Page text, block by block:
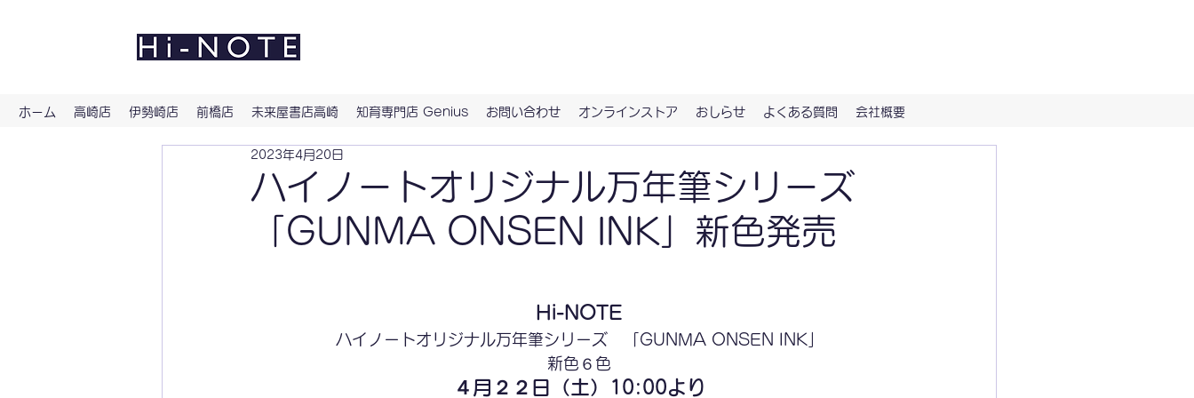
ホーム 高崎店 伊勢崎店 前橋店 未来屋書店高崎 知育専門店 Genius お問い合わせ オンラインストア おしらせ よくある質問 会社概要
ハイノートオリジナル万年筆シリーズ
「GUNMA ONSEN INK」新色発売
2023年4月20日
Hi-NOTE
ハイノートオリジナル万年筆シリーズ　「GUNMA ONSEN INK」
新色６色
４月２２日（土）10:00より